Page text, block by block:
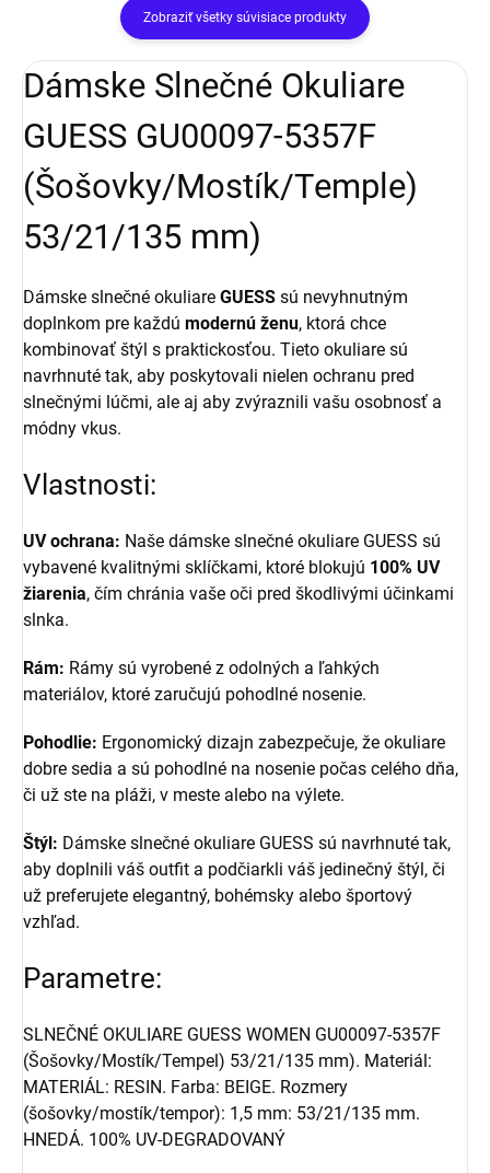
Zobraziť všetky súvisiace produkty
Dámske Slnečné Okuliare
GUESS GU00097-5357F
(Šošovky/Mostík/Temple)
53/21/135 mm)
Dámske slnečné okuliare GUESS sú nevyhnutným
doplnkom pre každú modernú ženu, ktorá chce
kombinovať štýl s praktickosťou. Tieto okuliare sú
navrhnuté tak, aby poskytovali nielen ochranu pred
slnečnými lúčmi, ale aj aby zvýraznili vašu osobnosť a
módny vkus.
Vlastnosti:
UV ochrana: Naše dámske slnečné okuliare GUESS sú
vybavené kvalitnými sklíčkami, ktoré blokujú 100% UV
žiarenia, čím chránia vaše oči pred škodlivými účinkami
slnka.
Rám: Rámy sú vyrobené z odolných a ľahkých
materiálov, ktoré zaručujú pohodlné nosenie.
Pohodlie: Ergonomický dizajn zabezpečuje, že okuliare
dobre sedia a sú pohodlné na nosenie počas celého dňa,
či už ste na pláži, v meste alebo na výlete.
Štýl: Dámske slnečné okuliare GUESS sú navrhnuté tak,
aby doplnili váš outfit a podčiarkli váš jedinečný štýl, či
už preferujete elegantný, bohémsky alebo športový
vzhľad.
Parametre:
SLNEČNÉ OKULIARE GUESS WOMEN GU00097-5357F
(Šošovky/Mostík/Tempel) 53/21/135 mm). Materiál:
MATERIÁL: RESIN. Farba: BEIGE. Rozmery
(šošovky/mostík/tempor): 1,5 mm: 53/21/135 mm.
HNEDÁ. 100% UV-DEGRADOVANÝ